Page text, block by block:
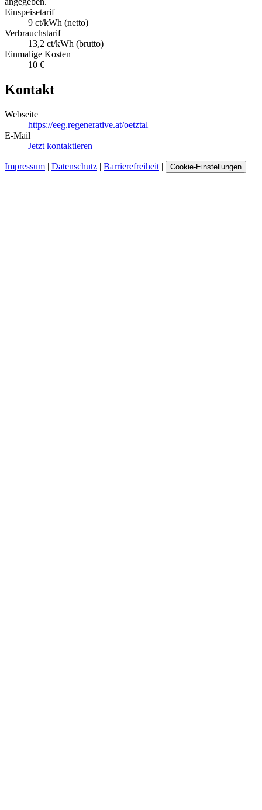
Einspeisetarif
9 ct/kWh (netto)
Verbrauchstarif
13,2 ct/kWh (brutto)
Einmalige Kosten
10 €
Kontakt
Webseite
https://eeg.regenerative.at/oetztal
E-Mail
Jetzt kontaktieren
Impressum | Datenschutz | Barrierefreiheit | Cookie-Einstellungen